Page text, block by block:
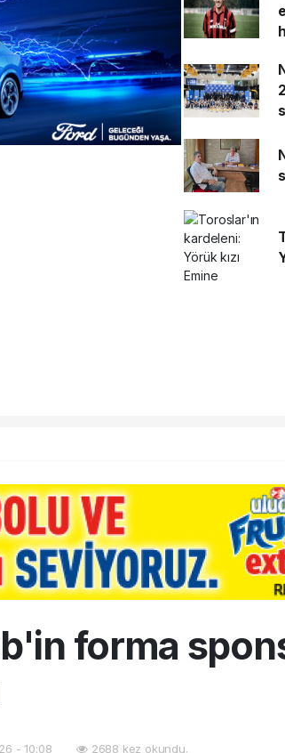
forma
- 10:08 2688 kez okundu.